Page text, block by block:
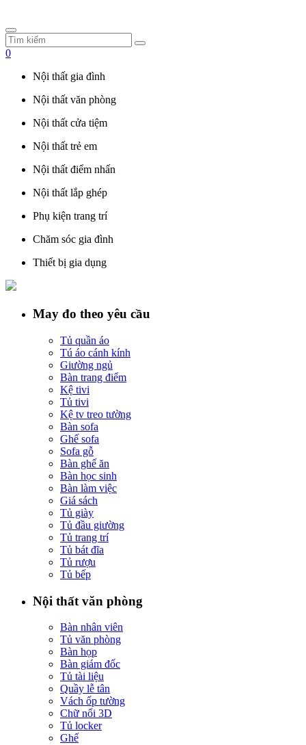
0
Nội thất gia đình
Nội thất văn phòng
Nội thất cửa tiệm
Nội thất trẻ em
Nội thất điểm nhấn
Nội thất lắp ghép
Phụ kiện trang trí
Chăm sóc gia đình
Thiết bị gia dụng
May đo theo yêu cầu
Tủ quần áo
Tú áo cánh kính
Giường ngủ
Bàn trang điểm
Kệ tivi
Tủ tivi
Kệ tv treo tường
Bàn sofa
Ghế sofa
Sofa gỗ
Bàn ghế ăn
Bàn học sinh
Bàn làm việc
Giá sách
Tủ giày
Tủ đầu giường
Tủ trang trí
Tủ bát đĩa
Tủ rượu
Tủ bếp
Nội thất văn phòng
Bàn nhân viên
Tủ văn phòng
Bàn họp
Bàn giám đốc
Tủ tài liệu
Quầy lễ tân
Vách ốp tường
Chữ nổi 3D
Tủ locker
Ghế